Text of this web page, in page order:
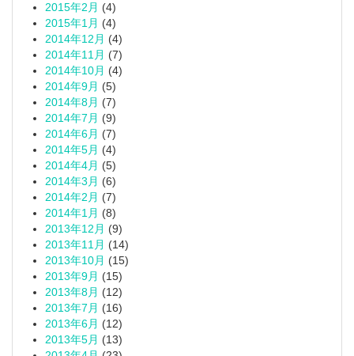
2015年2月 (4)
2015年1月 (4)
2014年12月 (4)
2014年11月 (7)
2014年10月 (4)
2014年9月 (5)
2014年8月 (7)
2014年7月 (9)
2014年6月 (7)
2014年5月 (4)
2014年4月 (5)
2014年3月 (6)
2014年2月 (7)
2014年1月 (8)
2013年12月 (9)
2013年11月 (14)
2013年10月 (15)
2013年9月 (15)
2013年8月 (12)
2013年7月 (16)
2013年6月 (12)
2013年5月 (13)